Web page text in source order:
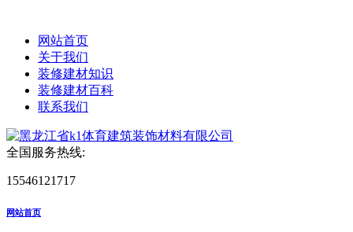
网站首页
关于我们
装修建材知识
装修建材百科
联系我们
全国服务热线:
15546121717
网站首页